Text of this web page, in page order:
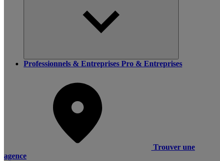
Professionnels & Entreprises Pro & Entreprises
Trouver une
agence